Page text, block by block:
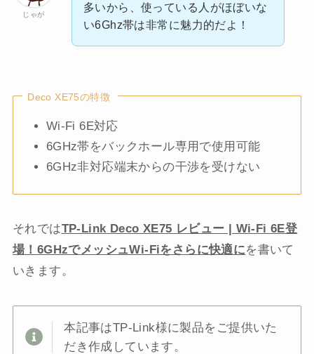
じゃが
多いから、使っている人がほぼいな
い6Ghz帯は非常に魅力的だよ！
Deco XE75の特徴
Wi-Fi 6E対応
6GHz帯をバックホール専用で使用可能
6GHz非対応端末からの干渉を受けない
それではTP-Link Deco XE75 レビュー | Wi-Fi 6E登
場！6GHzでメッシュWi-Fiをさらに快適にを書いて
いきます。
本記事はTP-Link様に製品をご提供いた
だき作成しています。